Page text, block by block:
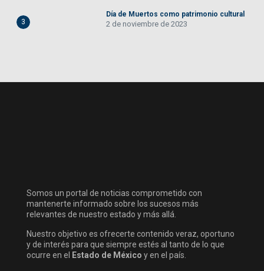
3
Día de Muertos como patrimonio cultural
2 de noviembre de 2023
Somos un portal de noticias comprometido con
mantenerte informado sobre los sucesos más
relevantes de nuestro estado y más allá.
Nuestro objetivo es ofrecerte contenido veraz, oportuno
y de interés para que siempre estés al tanto de lo que
ocurre en el
Estado de México y en el país.